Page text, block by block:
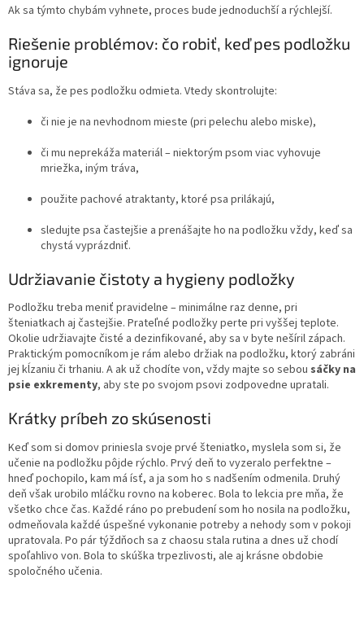
Ak sa týmto chybám vyhnete, proces bude jednoduchší a rýchlejší.
Riešenie problémov: čo robiť, keď pes podložku
ignoruje
Stáva sa, že pes podložku odmieta. Vtedy skontrolujte:
či nie je na nevhodnom mieste (pri pelechu alebo miske),
či mu neprekáža materiál – niektorým psom viac vyhovuje
mriežka, iným tráva,
použite pachové atraktanty, ktoré psa prilákajú,
sledujte psa častejšie a prenášajte ho na podložku vždy, keď sa
chystá vyprázdniť.
Udržiavanie čistoty a hygieny podložky
Podložku treba meniť pravidelne – minimálne raz denne, pri
šteniatkach aj častejšie. Prateľné podložky perte pri vyššej teplote.
Okolie udržiavajte čisté a dezinfikované, aby sa v byte nešíril zápach.
Praktickým pomocníkom je rám alebo držiak na podložku, ktorý zabráni
jej kĺzaniu či trhaniu. A ak už chodíte von, vždy majte so sebou sáčky na
psie exkrementy, aby ste po svojom psovi zodpovedne upratali.
Krátky príbeh zo skúsenosti
Keď som si domov priniesla svoje prvé šteniatko, myslela som si, že
učenie na podložku pôjde rýchlo. Prvý deň to vyzeralo perfektne –
hneď pochopilo, kam má ísť, a ja som ho s nadšením odmenila. Druhý
deň však urobilo mláčku rovno na koberec. Bola to lekcia pre mňa, že
všetko chce čas. Každé ráno po prebudení som ho nosila na podložku,
odmeňovala každé úspešné vykonanie potreby a nehody som v pokoji
upratovala. Po pár týždňoch sa z chaosu stala rutina a dnes už chodí
spoľahlivo von. Bola to skúška trpezlivosti, ale aj krásne obdobie
spoločného učenia.